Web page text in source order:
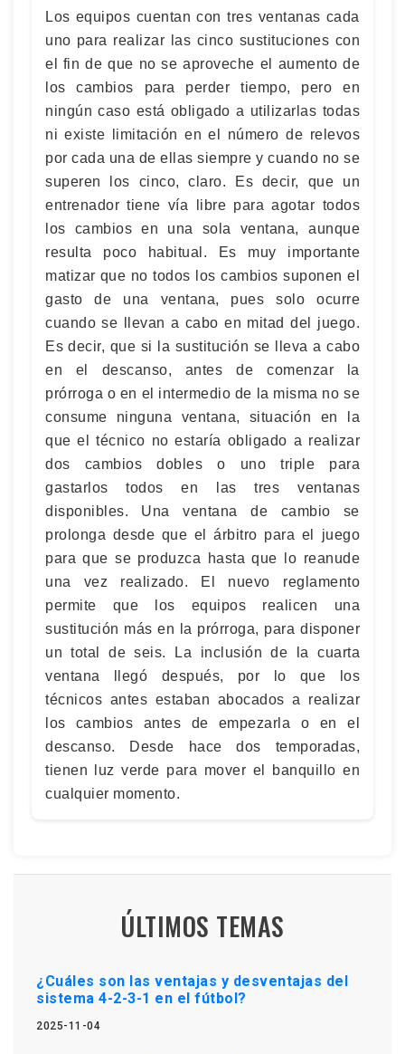
Los equipos cuentan con tres ventanas cada
uno para realizar las cinco sustituciones con
el fin de que no se aproveche el aumento de
los cambios para perder tiempo, pero en
ningún caso está obligado a utilizarlas todas
ni existe limitación en el número de relevos
por cada una de ellas siempre y cuando no se
superen los cinco, claro. Es decir, que un
entrenador tiene vía libre para agotar todos
los cambios en una sola ventana, aunque
resulta poco habitual. Es muy importante
matizar que no todos los cambios suponen el
gasto de una ventana, pues solo ocurre
cuando se llevan a cabo en mitad del juego.
Es decir, que si la sustitución se lleva a cabo
en el descanso, antes de comenzar la
prórroga o en el intermedio de la misma no se
consume ninguna ventana, situación en la
que el técnico no estaría obligado a realizar
dos cambios dobles o uno triple para
gastarlos todos en las tres ventanas
disponibles. Una ventana de cambio se
prolonga desde que el árbitro para el juego
para que se produzca hasta que lo reanude
una vez realizado. El nuevo reglamento
permite que los equipos realicen una
sustitución más en la prórroga, para disponer
un total de seis. La inclusión de la cuarta
ventana llegó después, por lo que los
técnicos antes estaban abocados a realizar
los cambios antes de empezarla o en el
descanso. Desde hace dos temporadas,
tienen luz verde para mover el banquillo en
cualquier momento.
ÚLTIMOS TEMAS
¿Cuáles son las ventajas y desventajas del
sistema 4-2-3-1 en el fútbol?
2025-11-04